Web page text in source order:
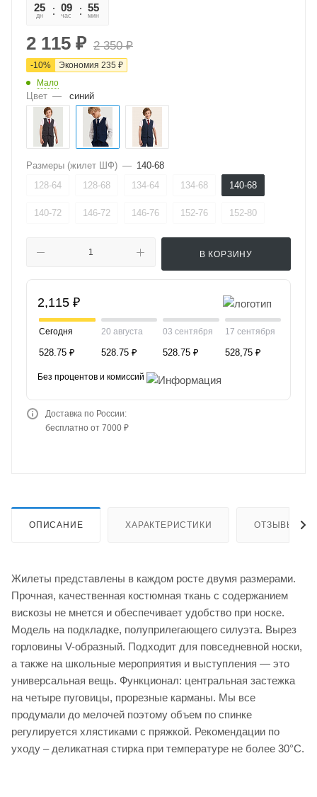
25
дн
09
час
55
мин
2 115 ₽ 2 350₽
-10% Экономия 235 ₽
Мало
Цвет — синий
Размеры (жилет ШФ) — 140-68
128-64
128-68 134-64 134-68 140-68
140-72 146-72 146-76 152-76 152-80
В КОРЗИНУ
2,115 ₽
Сегодня
528.75 ₽
20 августа
528.75 ₽
03 сентября
528.75 ₽
17 сентября
528,75 ₽
Без процентов и комиссий
Доставка по России:
бесплатно от 7000 ₽
ОПИСАНИЕ ХАРАКТЕРИСТИКИ ОТЗЫВЫ
Жилеты представлены в каждом росте двумя размерами.
Прочная, качественная костюмная ткань с содержанием
вискозы не мнется и обеспечивает удобство при носке.
Модель на подкладке, полуприлегающего силуэта. Вырез
горловины V-образный. Подходит для повседневной носки,
а также на школьные мероприятия и выступления — это
универсальная вещь. Функционал: центральная застежка
на четыре пуговицы, прорезные карманы. Мы все
продумали до мелочей поэтому объем по спинке
регулируется хлястиками с пряжкой. Рекомендации по
уходу – деликатная стирка при температуре не более 30°С.